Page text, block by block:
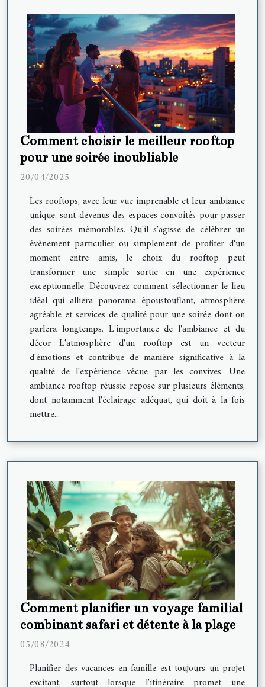
Comment choisir le meilleur rooftop
pour une soirée inoubliable
20/04/2025
Les rooftops, avec leur vue imprenable et leur ambiance
unique, sont devenus des espaces convoités pour passer
des soirées mémorables. Qu'il s'agisse de célébrer un
évènement particulier ou simplement de profiter d'un
moment entre amis, le choix du rooftop peut
transformer une simple sortie en une expérience
exceptionnelle. Découvrez comment sélectionner le lieu
idéal qui alliera panorama époustouflant, atmosphère
agréable et services de qualité pour une soirée dont on
parlera longtemps. L'importance de l'ambiance et du
décor L'atmosphère d'un rooftop est un vecteur
d'émotions et contribue de manière significative à la
qualité de l'expérience vécue par les convives. Une
ambiance rooftop réussie repose sur plusieurs éléments,
dont notamment l'éclairage adéquat, qui doit à la fois
mettre...
Comment planifier un voyage familial
combinant safari et détente à la plage
05/08/2024
Planifier des vacances en famille est toujours un projet
excitant, surtout lorsque l'itinéraire promet une